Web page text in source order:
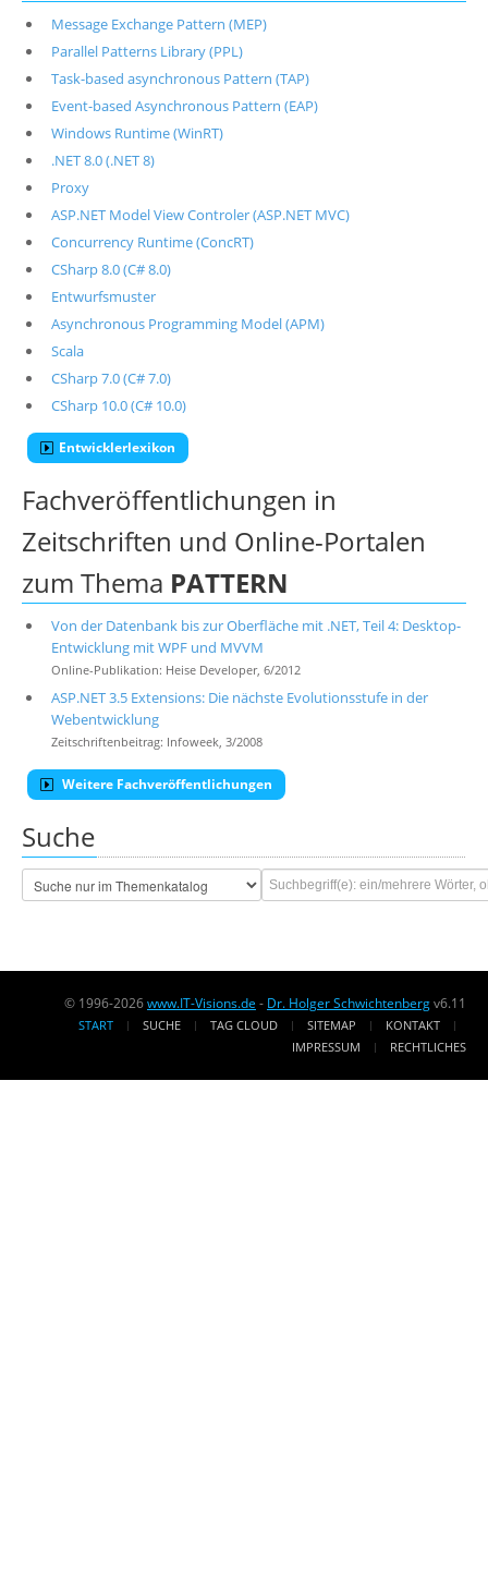
Message Exchange Pattern (MEP)
Parallel Patterns Library (PPL)
Task-based asynchronous Pattern (TAP)
Event-based Asynchronous Pattern (EAP)
Windows Runtime (WinRT)
.NET 8.0 (.NET 8)
Proxy
ASP.NET Model View Controler (ASP.NET MVC)
Concurrency Runtime (ConcRT)
CSharp 8.0 (C# 8.0)
Entwurfsmuster
Asynchronous Programming Model (APM)
Scala
CSharp 7.0 (C# 7.0)
CSharp 10.0 (C# 10.0)
Entwicklerlexikon
Fachveröffentlichungen in
Zeitschriften und Online-Portalen
zum Thema PATTERN
Von der Datenbank bis zur Oberfläche mit .NET, Teil 4: Desktop-
Entwicklung mit WPF und MVVM
Online-Publikation: Heise Developer, 6/2012
ASP.NET 3.5 Extensions: Die nächste Evolutionsstufe in der
Webentwicklung
Zeitschriftenbeitrag: Infoweek, 3/2008
Weitere Fachveröffentlichungen
Suche
© 1996-2026www.IT-Visions.de - Dr. Holger Schwichtenbergv6.11
START SUCHE TAG CLOUD SITEMAP
KONTAKT
IMPRESSUM
RECHTLICHES